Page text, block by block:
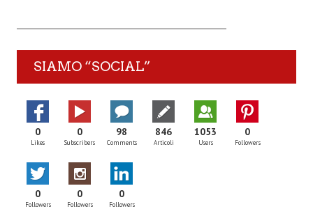
SIAMO “SOCIAL”
0
Likes
0
Subscribers
98
Comments
846
Articoli
1053
Users
0
Followers
0
Followers
0
Followers
0
Followers